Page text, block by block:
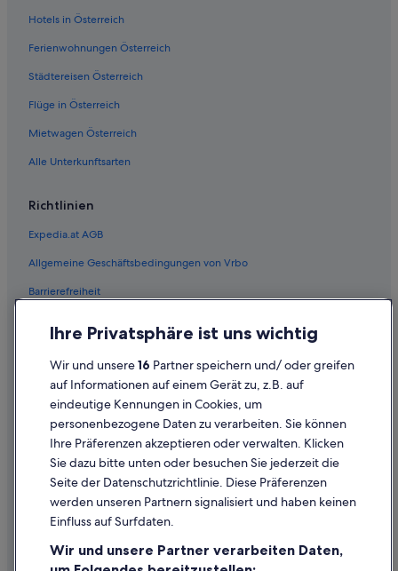
Hotels in Österreich
Ferienwohnungen Österreich
Städtereisen Österreich
Flüge in Österreich
Mietwagen Österreich
Alle Unterkunftsarten
Richtlinien
Expedia.at AGB
Allgemeine Geschäftsbedingungen von Vrbo
Barrierefreiheit
Cookie-Erklärung
Rechtliche Hinweise/Kontakt
Inhaltsrichtlinien und Melden von Inhalten
Hilfe
Hilfe
Rückerstattungsprozess und Zeitrahmen
Ihre Privatsphäre ist uns wichtig
Wir und unsere16 Partner speichern und/ oder greifen
auf Informationen auf einem Gerät zu, z.B. auf
eindeutige Kennungen in Cookies, um
personenbezogene Daten zu verarbeiten. Sie können
Ihre Präferenzen akzeptieren oder verwalten. Klicken
Sie dazu bitte unten oder besuchen Sie jederzeit die
Seite der Datenschutzrichtlinie. Diese Präferenzen
werden unseren Partnern signalisiert und haben keinen
Einfluss auf Surfdaten.
Wir und unsere Partner verarbeiten Daten,